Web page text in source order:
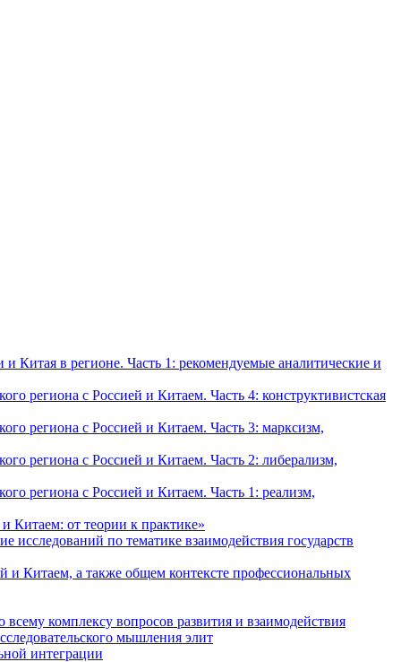
Китая в регионе. Часть 1: рекомендуемые аналитические и
региона с Россией и Китаем. Часть 4: конструктивистская
региона с Россией и Китаем. Часть 3: марксизм,
региона с Россией и Китаем. Часть 2: либерализм,
региона с Россией и Китаем. Часть 1: реализм,
Китаем: от теории к практике»
по тематике взаимодействия государств
и Китаем, а также общем контексте профессиональных
комплексу вопросов развития и взаимодействия
мышления элит
интеграции